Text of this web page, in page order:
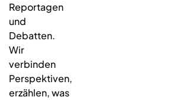
Reportagen
und
Debatten.
Wir
verbinden
Perspektiven,
erzählen, was